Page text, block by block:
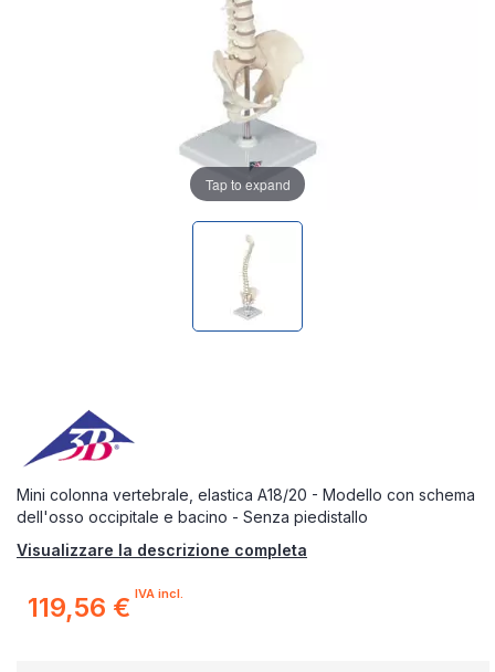
Mini colonna vertebrale, elastica A18/20 - Modello con schema
dell'osso occipitale e bacino - Senza piedistallo
Visualizzare la descrizione completa
119,56 € IVA incl.
Tap to expand